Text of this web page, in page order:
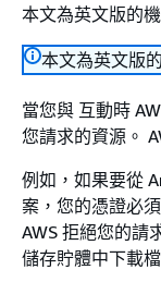
本文為英文版的
本文為英文版
當您與 互動時
您請求的資源。
例如，如果要從
案，您的憑證必
AWS 拒絕您的請
儲存貯體中下載檔